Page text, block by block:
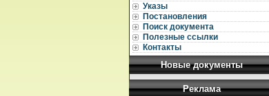
Указы
Постановления
Поиск документа
Полезные ссылки
Контакты
Новые документы
Реклама